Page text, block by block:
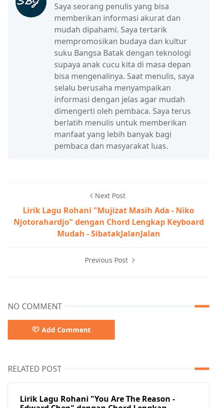
Saya seorang penulis yang bisa
memberikan informasi akurat dan
mudah dipahami. Saya tertarik
mempromosikan budaya dan kultur
suku Bangsa Batak dengan teknologi
supaya anak cucu kita di masa depan
bisa mengenalinya. Saat menulis, saya
selalu berusaha menyampaikan
informasi dengan jelas agar mudah
dimengerti oleh pembaca. Saya terus
berlatih menulis untuk memberikan
manfaat yang lebih banyak bagi
pembaca dan masyarakat luas.
Next Post
Lirik Lagu Rohani "Mujizat Masih Ada - Niko
Njotorahardjo" dengan Chord Lengkap Keyboard
Mudah - SibatakJalanJalan
Previous Post
NO COMMENT
Add Comment
RELATED POST
Lirik Lagu Rohani "You Are The Reason -